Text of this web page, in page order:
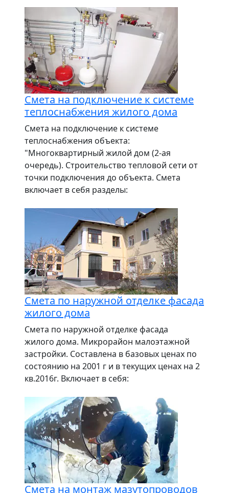
Смета на подключение к системе
теплоснабжения жилого дома
Смета на подключение к системе
теплоснабжения объекта:
"Многоквартирный жилой дом (2-ая
очередь). Строительство тепловой сети от
точки подключения до объекта. Смета
включает в себя разделы:
Смета по наружной отделке фасада
жилого дома
Смета по наружной отделке фасада
жилого дома. Микрорайон малоэтажной
застройки. Составлена в базовых ценах по
состоянию на 2001 г и в текущих ценах на 2
кв.2016г. Включает в себя:
Смета на монтаж мазутопроводов